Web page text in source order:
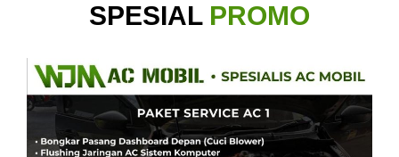
SPESIAL PROMO